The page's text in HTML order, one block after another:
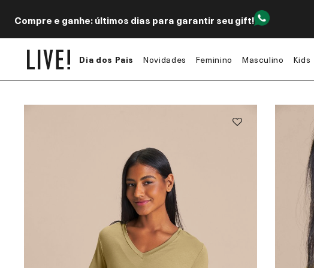
Compre e ganhe: últimos dias para garantir seu gift!
Dia dos Pais Novidades Feminino Masculino Kids